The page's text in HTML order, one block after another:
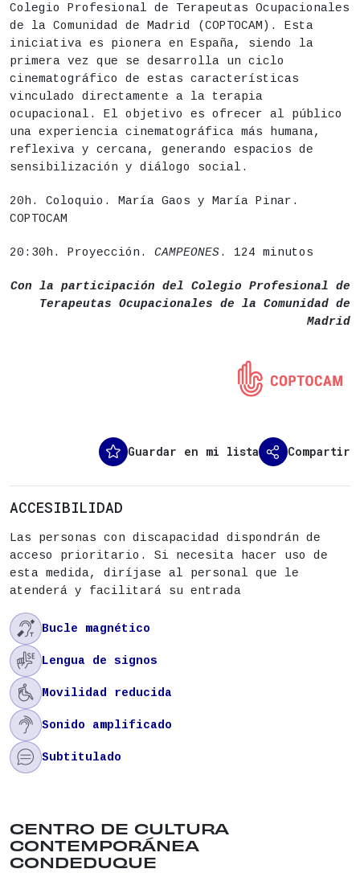
Colegio Profesional de Terapeutas Ocupacionales
de la Comunidad de Madrid (COPTOCAM). Esta
iniciativa es pionera en España, siendo la
primera vez que se desarrolla un ciclo
cinematográfico de estas características
vinculado directamente a la terapia
ocupacional. El objetivo es ofrecer al público
una experiencia cinematográfica más humana,
reflexiva y cercana, generando espacios de
sensibilización y diálogo social.
20h. Coloquio. María Gaos y María Pinar.
COPTOCAM
20:30h. Proyección. CAMPEONES. 124 minutos
Con la participación del Colegio Profesional de
Terapeutas Ocupacionales de la Comunidad de
Madrid
Guardar en mi lista Compartir
ACCESIBILIDAD
Las personas con discapacidad dispondrán de
acceso prioritario. Si necesita hacer uso de
esta medida, diríjase al personal que le
atenderá y facilitará su entrada
 Bucle magnético
 Lengua de signos
 Movilidad reducida
 Sonido amplificado
 Subtitulado
CENTRO DE CULTURA
CONTEMPORÁNEA
CONDEDUQUE
Ubicación del lugar: CALLE CONDE DUQUE ,